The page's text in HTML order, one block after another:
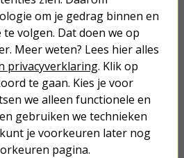
gerust contact met ons op. Onze
tot vrijdag tussen 09:00 en
telefoon, en Facebook.
oplossend poeder dat wordt
te desinfecteren en helder te
gebruikt als een alternatief voor
sneller oplost en zich sneller
chloorgranulaat toe aan je
om je gedrag binnen en
volgen. Dat doen we op
Meer weten? Lees hier alles
privacyverklaring. Klik op
te gaan. Kies je voor
we alleen functionele en
gebruiken we technieken
je voorkeuren later nog
pagina.